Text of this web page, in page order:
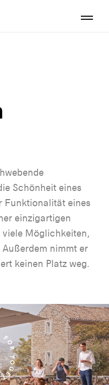
Schönheit eines
Funktionalität eines
einzigartigen
Möglichkeiten,
nimmt er
keinen Platz weg.